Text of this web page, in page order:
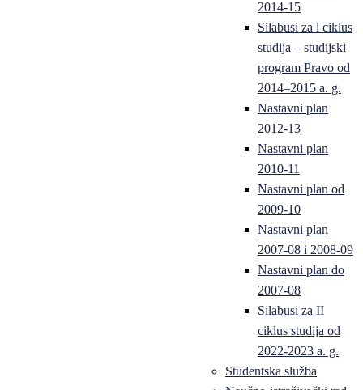
2014-15
Silabusi za l ciklus
studija – studijski
program Pravo od
2014–2015 a. g.
Nastavni plan
2012-13
Nastavni plan
2010-11
Nastavni plan od
2009-10
Nastavni plan
2007-08 i 2008-09
Nastavni plan do
2007-08
Silabusi za II
ciklus studija od
2022-2023 a. g.
Studentska služba